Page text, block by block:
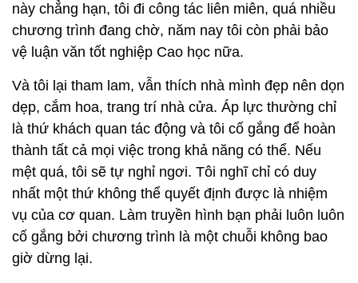
này chẳng hạn, tôi đi công tác liên miên, quá nhiều
chương trình đang chờ, năm nay tôi còn phải bảo
vệ luận văn tốt nghiệp Cao học nữa.
Và tôi lại tham lam, vẫn thích nhà mình đẹp nên dọn
dẹp, cắm hoa, trang trí nhà cửa. Áp lực thường chỉ
là thứ khách quan tác động và tôi cố gắng để hoàn
thành tất cả mọi việc trong khả năng có thể. Nếu
mệt quá, tôi sẽ tự nghỉ ngơi. Tôi nghĩ chỉ có duy
nhất một thứ không thể quyết định được là nhiệm
vụ của cơ quan. Làm truyền hình bạn phải luôn luôn
cố gắng bởi chương trình là một chuỗi không bao
giờ dừng lại.